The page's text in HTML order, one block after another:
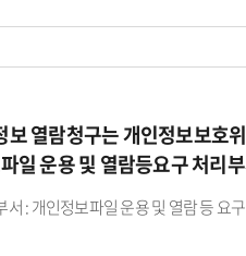
보 열람청구는 개인정보보호
일 운용 및 열람등요구 처리
서 : 개인정보파일 운용 및 열람 등 요